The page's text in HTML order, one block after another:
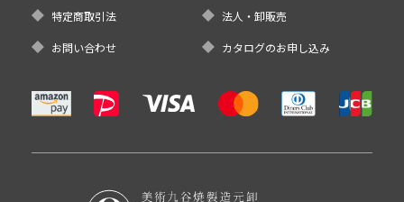
特定商取引法 法人・卸販売
お問い合わせ カタログのお申し込み